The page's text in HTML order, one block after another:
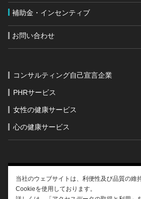
当社のウェブサイトは、利便性及び品質の維
Cookieを使用しております。
補助金・インセンティブ
お問い合わせ
コンサルティング自己宣言企業
PHRサービス
女性の健康サービス
心の健康サービス